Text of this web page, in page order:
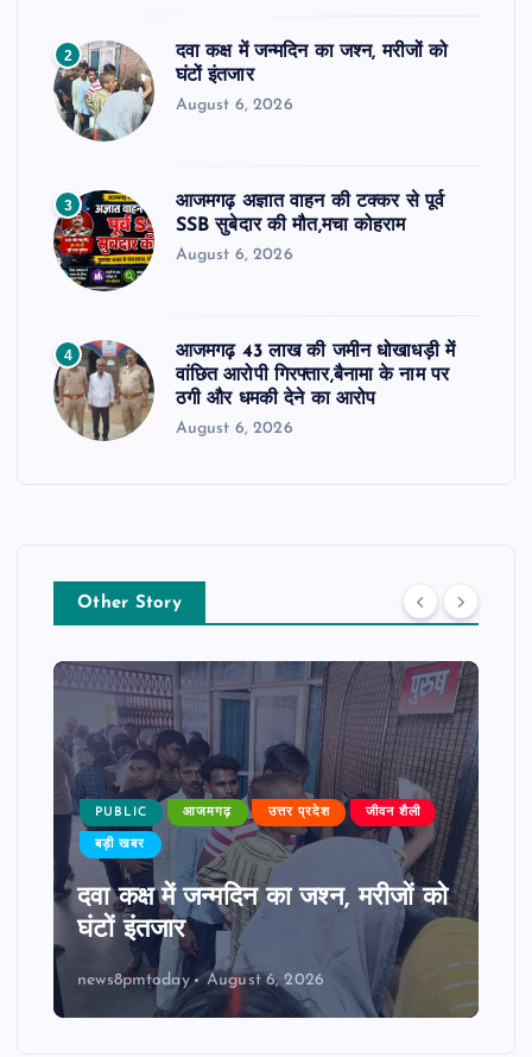
2
दवा कक्ष में जन्मदिन का जश्न, मरीजों को
घंटों इंतजार
August 6, 2026
3
आजमगढ़ अज्ञात वाहन की टक्कर से पूर्व
SSB सुबेदार की मौत,मचा कोहराम
August 6, 2026
4
आजमगढ़ 43 लाख की जमीन धोखाधड़ी में
वांछित आरोपी गिरफ्तार,बैनामा के नाम पर
ठगी और धमकी देने का आरोप
August 6, 2026
Other Story
PUBLIC आजमगढ़ उत्तर प्रदेश जीवन शैली
बड़ी खबर
दवा कक्ष में जन्मदिन का जश्न, मरीजों को
घंटों इंतजार
news8pmtoday August 6, 2026